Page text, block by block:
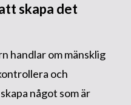
skapa det
handlar om mänsklig
och
något som är